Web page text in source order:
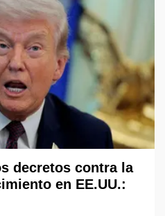
decretos contra la
en EE.UU.: